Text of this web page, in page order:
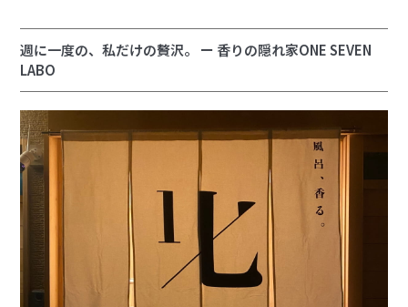
週に一度の、私だけの贅沢。 ー 香りの隠れ家ONE SEVEN
LABO